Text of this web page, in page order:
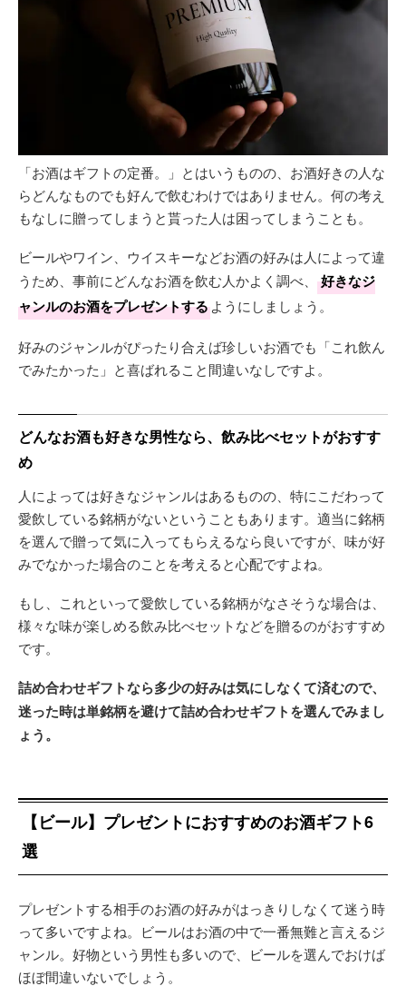
「お酒はギフトの定番。」とはいうものの、お酒好きの人な
らどんなものでも好んで飲むわけではありません。何の考え
もなしに贈ってしまうと貰った人は困ってしまうことも。
ビールやワイン、ウイスキーなどお酒の好みは人によって違
うため、事前にどんなお酒を飲む人かよく調べ、
好きなジ
ャンルのお酒をプレゼントするようにしましょう。
好みのジャンルがぴったり合えば珍しいお酒でも「これ飲ん
でみたかった」と喜ばれること間違いなしですよ。
どんなお酒も好きな男性なら、飲み比べセットがおすす
め
人によっては好きなジャンルはあるものの、特にこだわって
愛飲している銘柄がないということもあります。適当に銘柄
を選んで贈って気に入ってもらえるなら良いですが、味が好
みでなかった場合のことを考えると心配ですよね。
もし、これといって愛飲している銘柄がなさそうな場合は、
様々な味が楽しめる飲み比べセットなどを贈るのがおすすめ
です。
詰め合わせギフトなら多少の好みは気にしなくて済むので、
迷った時は単銘柄を避けて詰め合わせギフトを選んでみまし
ょう。
【ビール】プレゼントにおすすめのお酒ギフト6
選
プレゼントする相手のお酒の好みがはっきりしなくて迷う時
って多いですよね。ビールはお酒の中で一番無難と言えるジ
ャンル。好物という男性も多いので、ビールを選んでおけば
ほぼ間違いないでしょう。